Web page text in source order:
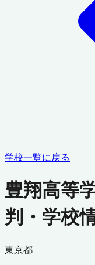
学校一覧に戻る
豊翔高等
判・学校
東京都